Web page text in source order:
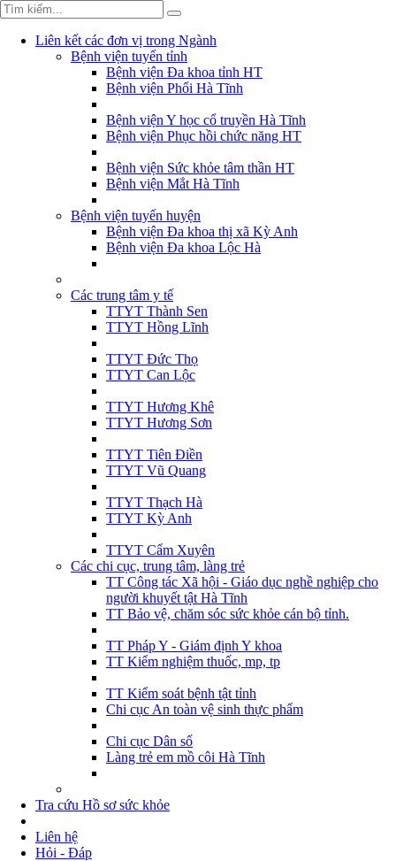
Liên kết các đơn vị trong Ngành
Bệnh viện tuyến tỉnh
Bệnh viện Đa khoa tỉnh HT
Bệnh viện Phổi Hà Tĩnh
Bệnh viện Y học cổ truyền Hà Tĩnh
Bệnh viện Phục hồi chức năng HT
Bệnh viện Sức khỏe tâm thần HT
Bệnh viện Mắt Hà Tĩnh
Bệnh viện tuyến huyện
Bệnh viện Đa khoa thị xã Kỳ Anh
Bệnh viện Đa khoa Lộc Hà
Các trung tâm y tế
TTYT Thành Sen
TTYT Hồng Lĩnh
TTYT Đức Thọ
TTYT Can Lộc
TTYT Hương Khê
TTYT Hương Sơn
TTYT Tiên Điền
TTYT Vũ Quang
TTYT Thạch Hà
TTYT Kỳ Anh
TTYT Cẩm Xuyên
Các chi cục, trung tâm, làng trẻ
TT Công tác Xã hội - Giáo dục nghề nghiệp cho
người khuyết tật Hà Tĩnh
TT Bảo vệ, chăm sóc sức khỏe cán bộ tỉnh.
TT Pháp Y - Giám định Y khoa
TT Kiểm nghiệm thuốc, mp, tp
TT Kiểm soát bệnh tật tỉnh
Chi cục An toàn vệ sinh thực phẩm
Chi cục Dân số
Làng trẻ em mồ côi Hà Tĩnh
Tra cứu Hồ sơ sức khỏe
Liên hệ
Hỏi - Đáp